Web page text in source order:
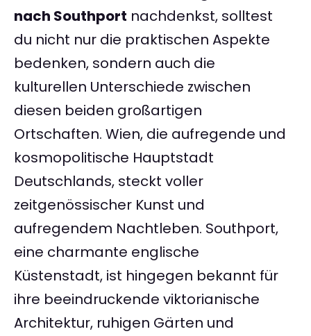
nach Southport nachdenkst, solltest
du nicht nur die praktischen Aspekte
bedenken, sondern auch die
kulturellen Unterschiede zwischen
diesen beiden großartigen
Ortschaften. Wien, die aufregende und
kosmopolitische Hauptstadt
Deutschlands, steckt voller
zeitgenössischer Kunst und
aufregendem Nachtleben. Southport,
eine charmante englische
Küstenstadt, ist hingegen bekannt für
ihre beeindruckende viktorianische
Architektur, ruhigen Gärten und